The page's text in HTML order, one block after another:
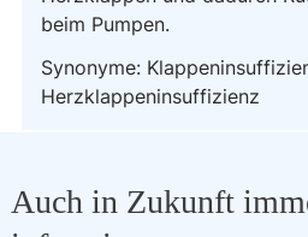
beim Pumpen.
Synonyme:
Herzklappeninsuffizienz
Auch in Zukunft